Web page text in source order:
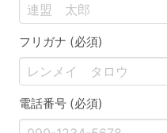
フリガナ (必須)
電話番号 (必須)